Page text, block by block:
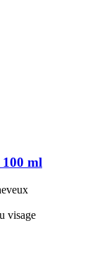
ml
visage